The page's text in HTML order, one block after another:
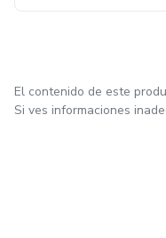
El contenido de este
Si ves informaciones